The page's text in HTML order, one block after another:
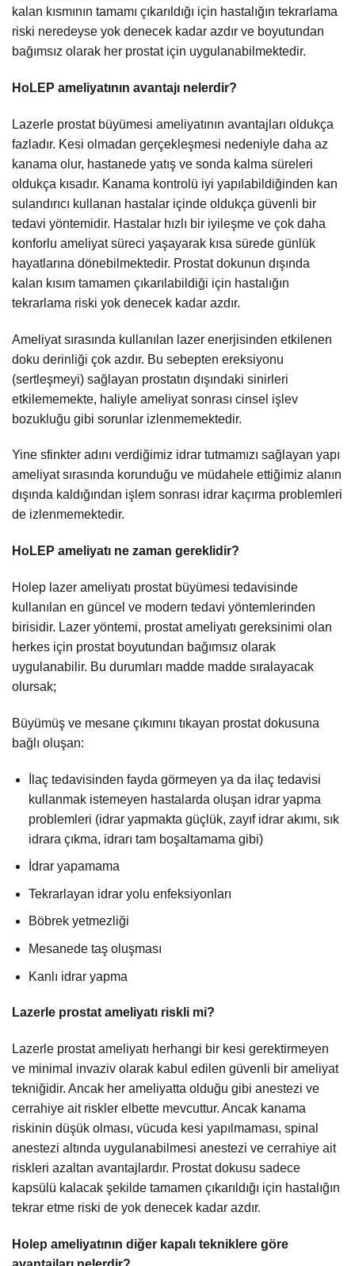
kalan kısmının tamamı çıkarıldığı için hastalığın tekrarlama
riski neredeyse yok denecek kadar azdır ve boyutundan
bağımsız olarak her prostat için uygulanabilmektedir.
HoLEP ameliyatının avantajı nelerdir?
Lazerle prostat büyümesi ameliyatının avantajları oldukça
fazladır. Kesi olmadan gerçekleşmesi nedeniyle daha az
kanama olur, hastanede yatış ve sonda kalma süreleri
oldukça kısadır. Kanama kontrolü iyi yapılabildiğinden kan
sulandırıcı kullanan hastalar içinde oldukça güvenli bir
tedavi yöntemidir. Hastalar hızlı bir iyileşme ve çok daha
konforlu ameliyat süreci yaşayarak kısa sürede günlük
hayatlarına dönebilmektedir. Prostat dokunun dışında
kalan kısım tamamen çıkarılabildiği için hastalığın
tekrarlama riski yok denecek kadar azdır.
Ameliyat sırasında kullanılan lazer enerjisinden etkilenen
doku derinliği çok azdır. Bu sebepten ereksiyonu
(sertleşmeyi) sağlayan prostatın dışındaki sinirleri
etkilememekte, haliyle ameliyat sonrası cinsel işlev
bozukluğu gibi sorunlar izlenmemektedir.
Yine sfinkter adını verdiğimiz idrar tutmamızı sağlayan yapı
ameliyat sırasında korunduğu ve müdahele ettiğimiz alanın
dışında kaldığından işlem sonrası idrar kaçırma problemleri
de izlenmemektedir.
HoLEP ameliyatı ne zaman gereklidir?
Holep lazer ameliyatı prostat büyümesi tedavisinde
kullanılan en güncel ve modern tedavi yöntemlerinden
birisidir. Lazer yöntemi, prostat ameliyatı gereksinimi olan
herkes için prostat boyutundan bağımsız olarak
uygulanabilir. Bu durumları madde madde sıralayacak
olursak;
Büyümüş ve mesane çıkımını tıkayan prostat dokusuna
bağlı oluşan:
İlaç tedavisinden fayda görmeyen ya da ilaç tedavisi
kullanmak istemeyen hastalarda oluşan idrar yapma
problemleri (idrar yapmakta güçlük, zayıf idrar akımı, sık
idrara çıkma, idrarı tam boşaltamama gibi)
İdrar yapamama
Tekrarlayan idrar yolu enfeksiyonları
Böbrek yetmezliği
Mesanede taş oluşması
Kanlı idrar yapma
Lazerle prostat ameliyatı riskli mi?
Lazerle prostat ameliyatı herhangi bir kesi gerektirmeyen
ve minimal invaziv olarak kabul edilen güvenli bir ameliyat
tekniğidir. Ancak her ameliyatta olduğu gibi anestezi ve
cerrahiye ait riskler elbette mevcuttur. Ancak kanama
riskinin düşük olması, vücuda kesi yapılmaması, spinal
anestezi altında uygulanabilmesi anestezi ve cerrahiye ait
riskleri azaltan avantajlardır. Prostat dokusu sadece
kapsülü kalacak şekilde tamamen çıkarıldığı için hastalığın
tekrar etme riski de yok denecek kadar azdır.
Holep ameliyatının diğer kapalı tekniklere göre